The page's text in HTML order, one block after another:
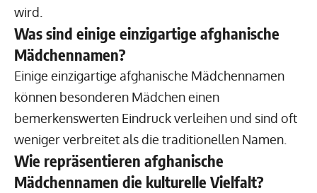
wird.
Was sind einige einzigartige afghanische
Mädchennamen?
Einige einzigartige afghanische Mädchennamen
können besonderen Mädchen einen
bemerkenswerten Eindruck verleihen und sind oft
weniger verbreitet als die traditionellen Namen.
Wie repräsentieren afghanische
Mädchennamen die kulturelle Vielfalt?